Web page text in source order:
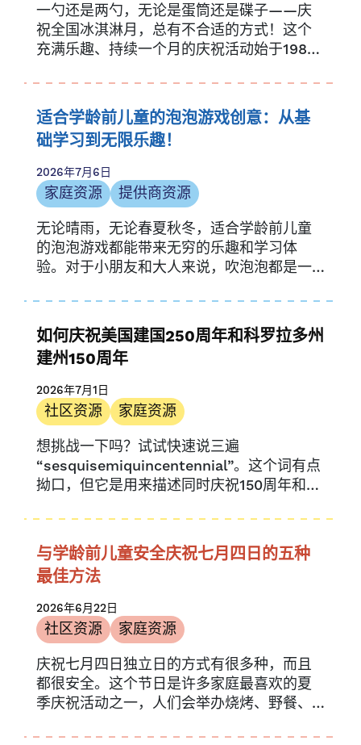
一勺还是两勺，无论是蛋筒还是碟子——庆
祝全国冰淇淋月，总有不合适的方式！这个
充满乐趣、持续一个月的庆祝活动始于1984
适合学龄前儿童的泡泡游戏创意：从基
础学习到无限乐趣！
2026年7月6日
家庭资源
提供商资源
无论晴雨，无论春夏秋冬，适合学龄前儿童
的泡泡游戏都能带来无穷的乐趣和学习体
验。对于小朋友和大人来说，吹泡泡都是一
如何庆祝美国建国250周年和科罗拉多州
建州150周年
2026年7月1日
社区资源
家庭资源
想挑战一下吗？试试快速说三遍
“sesquisemiquincentennial”。这个词有点
拗口，但它是用来描述同时庆祝150周年和
与学龄前儿童安全庆祝七月四日的五种
最佳方法
2026年6月22日
社区资源
家庭资源
庆祝七月四日独立日的方式有很多种，而且
都很安全。这个节日是许多家庭最喜欢的夏
季庆祝活动之一，人们会举办烧烤、野餐、